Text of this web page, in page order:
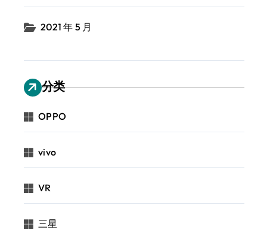
2021 年 5 月
分类
OPPO
vivo
VR
三星